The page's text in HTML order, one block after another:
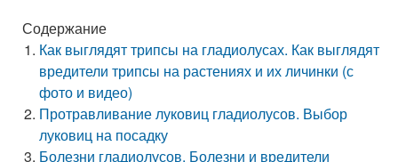
Содержание
Как выглядят трипсы на гладиолусах. Как выглядят
вредители трипсы на растениях и их личинки (с
фото и видео)
Протравливание луковиц гладиолусов. Выбор
луковиц на посадку
Болезни гладиолусов. Болезни и вредители